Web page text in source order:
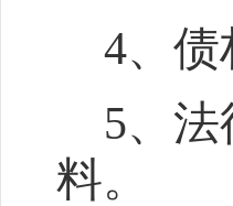
4、债
5、
料。